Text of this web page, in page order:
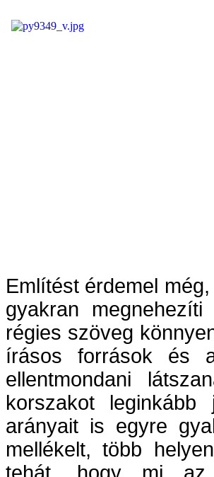
Említést érdemel
gyakran
régies szöveg
írásos források és
ellentmondani
korszakot leginkább
arányait is egyre
mellékelt, több